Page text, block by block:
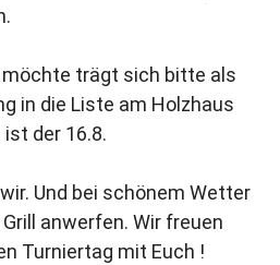
trägt sich bitte als
in die Liste am Holzhaus
der 16.8.
Und bei schönem Wetter
anwerfen. Wir freuen
Turniertag mit Euch !